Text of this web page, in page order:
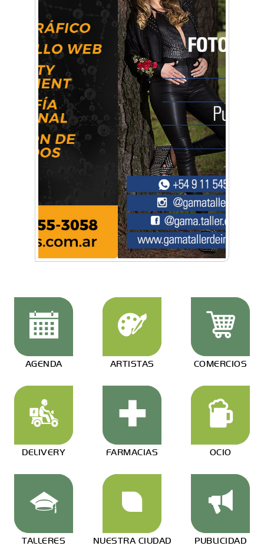
hizo desde Morón
Mariana Croce: "Hoy las empresas necesitan
un asesoramiento integral para crecer con
seguridad"
Música, teatro, yoga, danza y mucho más:
Conocé todos los talleres para aprender y
disfrutar en la Zona Oeste
AGENDA ARTISTAS COMERCIOS
DELIVERY FARMACIAS OCIO
TALLERES NUESTRA CIUDAD PUBLICIDAD